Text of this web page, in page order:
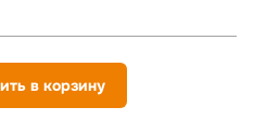
в корзину